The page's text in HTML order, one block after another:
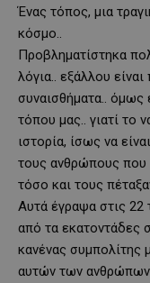
Ένας τόπος, μια
κόσμο..
Προβληματίστηκα
λόγια.. εξάλλου
συναισθήματα.. όμως
τόπου μας.. γιατί το
ιστορία, ίσως να
τους ανθρώπους που
τόσο και τους
Αυτά έγραψα στις 22
από τα εκατοντάδες
κανένας συμπολίτης
αυτών των ανθρώπων